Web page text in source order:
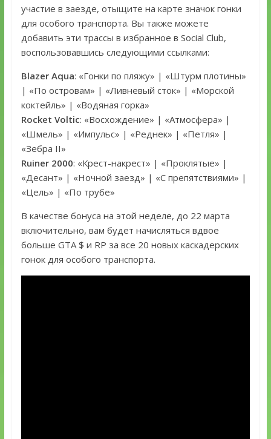
участие в заезде, отыщите на карте значок гонки
для особого транспорта. Вы также можете
добавить эти трассы в избранное в Social Club,
воспользовавшись следующими ссылками:
Blazer Aqua: «Гонки по пляжу» | «Штурм плотины»
| «По островам» | «Ливневый сток» | «Морской
коктейль» | «Водяная горка»
Rocket Voltic: «Восхождение» | «Атмосфера» |
«Шмель» | «Импульс» | «Реднек» | «Петля» |
«Зебра II»
Ruiner 2000: «Крест-накрест» | «Проклятые» |
«Десант» | «Ночной заезд» | «С препятствиями» |
«Цель» | «По трубе»
В качестве бонуса на этой неделе, до 22 марта
включительно, вам будет начисляться вдвое
больше GTA $ и RP за все 20 новых каскадерских
гонок для особого транспорта.